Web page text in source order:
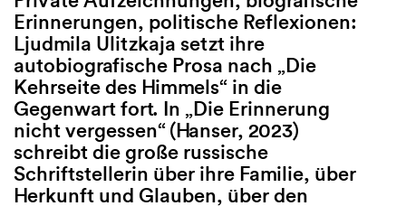
Erinnerungen, politische Reflexionen:
Ljudmila Ulitzkaja setzt ihre
autobiografische Prosa nach „Die
Kehrseite des Himmels“ in die
Gegenwart fort. In „Die Erinnerung
nicht vergessen“ (Hanser, 2023)
schreibt die große russische
Schriftstellerin über ihre Familie, über
Herkunft und Glauben, über den
her denken, um den Anfang
Buchen, Fichten, Tannen
vereinzelte Eichen sind
Nachbarschaft. Der Alltag
verlassenen Hütte füllt sich
Tätigkeiten: Holz hacken,
anzünden, Suppe kochen.
zurückschauen auf ein
auf Hass und
Unser
diesmal zu
alle
wird gebeten.